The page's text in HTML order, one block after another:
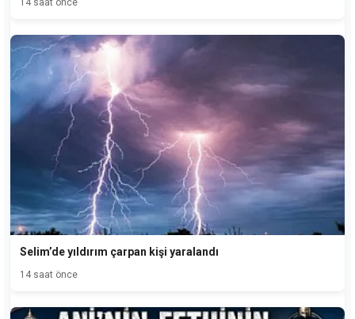
14 saat önce
Selim’de yıldırım çarpan kişi yaralandı
14 saat önce